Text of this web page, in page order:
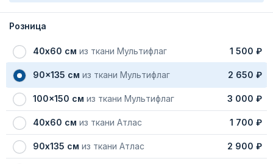
Розница
40х60 см из ткани Мультифлаг 1 500 ₽
90x135 см из ткани Мультифлаг 2 650 ₽
100x150 см из ткани Мультифлаг 3 000 ₽
40х60 см из ткани Атлас 1 700 ₽
90х135 см из ткани Атлас 2 900 ₽